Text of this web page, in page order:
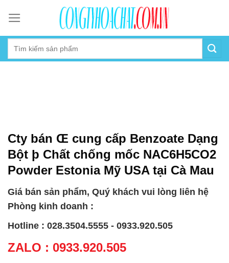
content
Cty bán Œ cung cấp Benzoate Dạng
Bột þ Chất chống mốc NAC6H5CO2
Powder Estonia Mỹ USA tại Cà Mau
Giá bán sản phẩm, Quý khách vui lòng liên hệ
Phòng kinh doanh :
Hotline : 028.3504.5555 - 0933.920.505
ZALO : 0933.920.505